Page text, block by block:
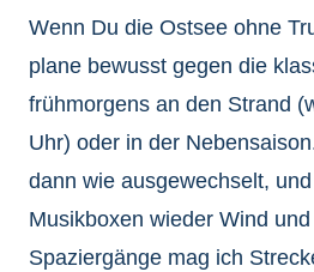
Wenn Du die Ostsee ohne
plane bewusst gegen die
frühmorgens an den Strand
Uhr) oder in der
dann wie ausgewechselt,
Musikboxen wieder Wind
Spaziergänge mag ich